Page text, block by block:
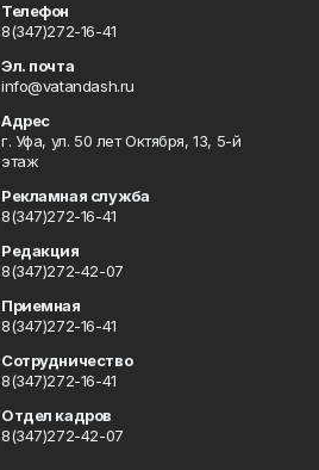
Телефон
8(347)272-16-41
Эл. почта
info@vatandash.ru
Адрес
г. Уфа, ул. 50 лет Октября, 13, 5-й
этаж
Рекламная служба
8(347)272-16-41
Редакция
8(347)272-42-07
Приемная
8(347)272-16-41
Сотрудничество
8(347)272-16-41
Отдел кадров
8(347)272-42-07